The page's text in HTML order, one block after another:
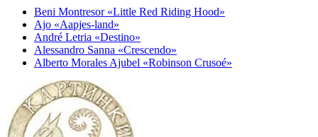
Beni Montresor «Little Red Riding Hood»
Ajo «Aapjes-land»
André Letria «Destino»
Alessandro Sanna «Crescendo»
Alberto Morales Ajubel «Robinson Crusoé»